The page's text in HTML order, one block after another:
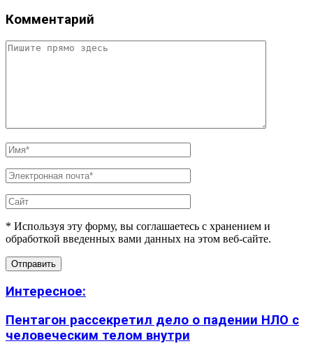
Комментарий
* Используя эту форму, вы соглашаетесь с хранением и
обработкой введенных вами данных на этом веб-сайте.
Интересное:
Пентагон рассекретил дело о падении НЛО с
человеческим телом внутри